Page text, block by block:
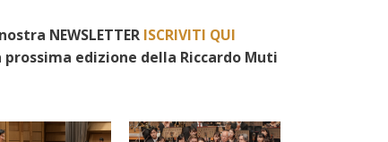
NEWSLETTER ISCRIVITI QUI
edizione della Riccardo Muti